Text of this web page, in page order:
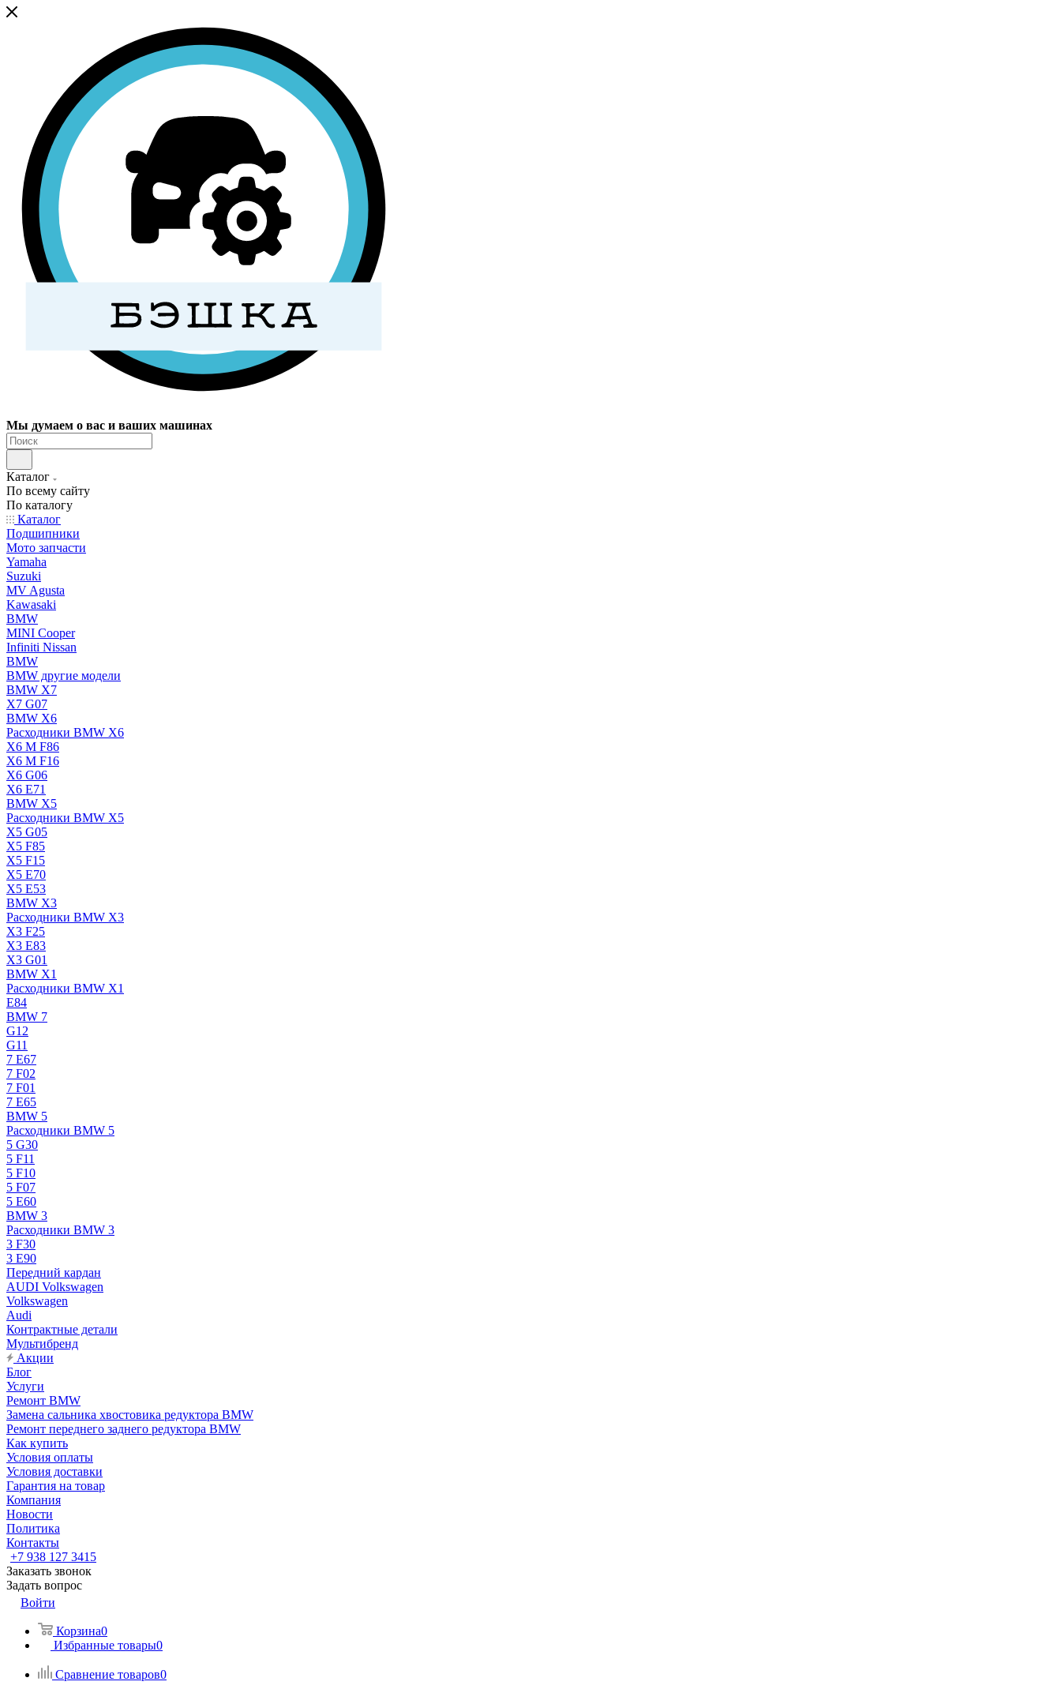
Мы думаем о вас и ваших машинах
Каталог
По всему сайту
По каталогу
Каталог
Подшипники
Мото запчасти
Yamaha
Suzuki
MV Agusta
Kawasaki
BMW
MINI Cooper
Infiniti Nissan
BMW
BMW другие модели
BMW X7
X7 G07
BMW X6
Расходники BMW X6
X6 M F86
X6 M F16
X6 G06
X6 E71
BMW X5
Расходники BMW X5
X5 G05
X5 F85
X5 F15
X5 E70
X5 E53
BMW X3
Расходники BMW X3
X3 F25
X3 E83
X3 G01
BMW X1
Расходники BMW X1
E84
BMW 7
G12
G11
7 Е67
7 F02
7 F01
7 E65
BMW 5
Расходники BMW 5
5 G30
5 F11
5 F10
5 F07
5 E60
BMW 3
Расходники BMW 3
3 F30
3 E90
Передний кардан
AUDI Volkswagen
Volkswagen
Audi
Контрактные детали
Мультибренд
Акции
Блог
Услуги
Ремонт BMW
Замена сальника хвостовика редуктора BMW
Ремонт переднего заднего редуктора BMW
Как купить
Условия оплаты
Условия доставки
Гарантия на товар
Компания
Новости
Политика
Контакты
+7 938 127 3415
Заказать звонок
Задать вопрос
Войти
Корзина0
Избранные товары0
Сравнение товаров0